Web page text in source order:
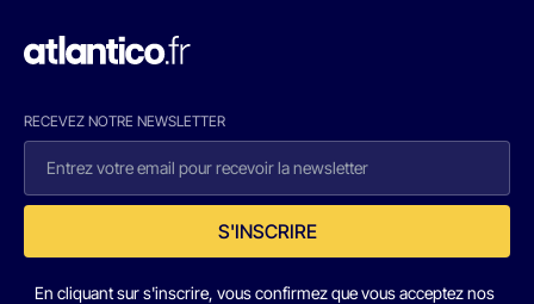
RECEVEZ NOTRE NEWSLETTER
S'INSCRIRE
En cliquant sur s'inscrire, vous confirmez que vous acceptez nos